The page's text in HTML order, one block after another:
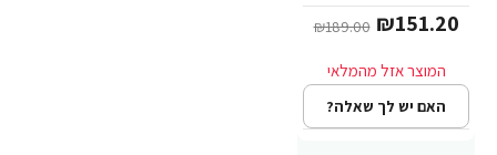
מבית CLIF Bar
₪151.20
₪189.00
האם יש לך שאלה?